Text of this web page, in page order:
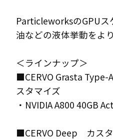
ParticleworksのGPUス
油などの液体挙動をよ
＜ラインナップ＞
■CERVO Grasta
スタマイズ
・NVIDIA A800 40GB
■CERVO Deep カス